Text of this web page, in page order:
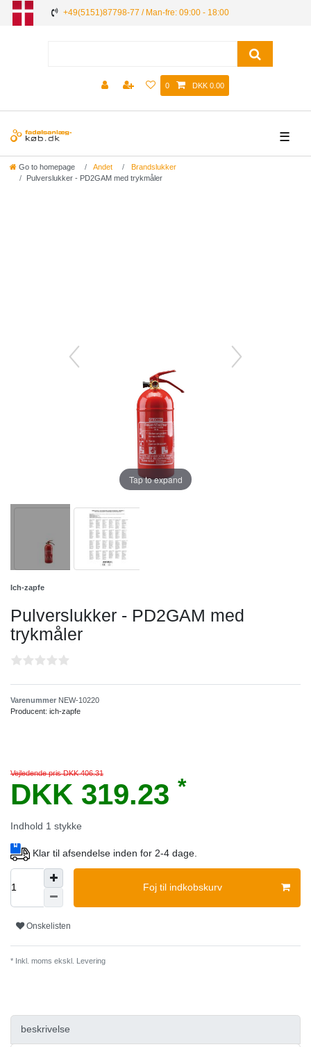
+49(5151)87798-77 / Man-fre: 09:00 - 18:00
0 DKK 0.00
☰
Go to homepage Andet
Brandslukker
Pulverslukker - PD2GAM med trykmåler
Tap to expand
Ich-zapfe
Pulverslukker - PD2GAM med
trykmåler
Varenummer NEW-10220
Producent: ich-zapfe
Vejledende pris DKK 406.31
DKK 319.23 *
Indhold 1 stykke
Klar til afsendelse inden for 2-4 dage.
Foj til indkobskurv
Onskelisten
* Inkl. moms ekskl. Levering
beskrivelse